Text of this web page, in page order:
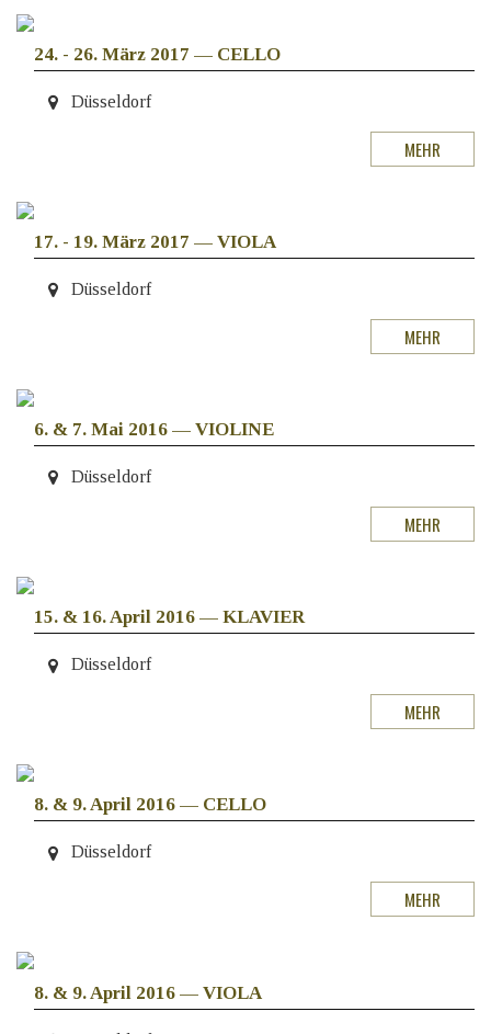
24. - 26. März 2017 — CELLO
Düsseldorf
MEHR
17. - 19. März 2017 — VIOLA
Düsseldorf
MEHR
6. & 7. Mai 2016 — VIOLINE
Düsseldorf
MEHR
15. & 16. April 2016 — KLAVIER
Düsseldorf
MEHR
8. & 9. April 2016 — CELLO
Düsseldorf
MEHR
8. & 9. April 2016 — VIOLA